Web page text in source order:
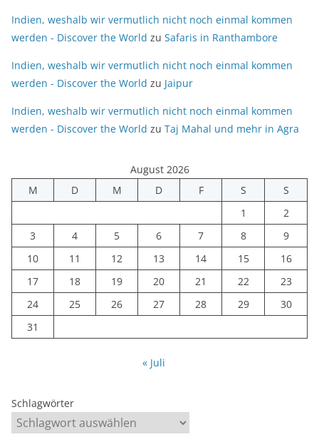
Indien, weshalb wir vermutlich nicht noch einmal kommen
werden - Discover the World zu Safaris in Ranthambore
Indien, weshalb wir vermutlich nicht noch einmal kommen
werden - Discover the World zu Jaipur
Indien, weshalb wir vermutlich nicht noch einmal kommen
werden - Discover the World zu Taj Mahal und mehr in Agra
August 2026
M
D M D F S
S
1
2
3
4 5 6 7 8
9
10
11 12 13 14 15
16
17
18 19 20 21 22
23
24
25 26 27 28 29
30
31
« Juli
Schlagwörter